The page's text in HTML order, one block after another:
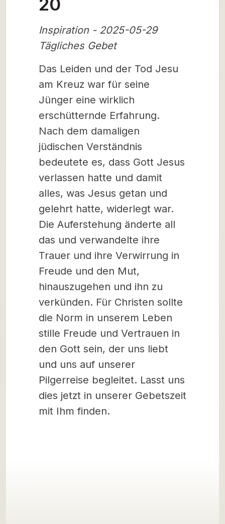
Inspiration - 2025-05-29
Tägliches Gebet
Das Leiden und der Tod Jesu
am Kreuz war für seine
Jünger eine wirklich
erschütternde Erfahrung.
Nach dem damaligen
jüdischen Verständnis
bedeutete es, dass Gott Jesus
verlassen hatte und damit
alles, was Jesus getan und
gelehrt hatte, widerlegt war.
Die Auferstehung änderte all
das und verwandelte ihre
Trauer und ihre Verwirrung in
Freude und den Mut,
hinauszugehen und ihn zu
verkünden. Für Christen sollte
die Norm in unserem Leben
stille Freude und Vertrauen in
den Gott sein, der uns liebt
und uns auf unserer
Pilgerreise begleitet. Lasst uns
dies jetzt in unserer Gebetszeit
mit Ihm finden.